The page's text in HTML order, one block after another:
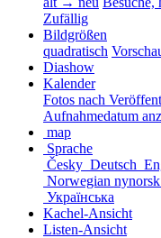
Zufällig
Bildgrößen
quadratisch
Diashow
Kalender
Fotos nach
Aufnahmedatum
map
Sprache
Česky Deutsch
Norwegian nynorsk
Українська
Kachel-Ansicht
Listen-Ansicht